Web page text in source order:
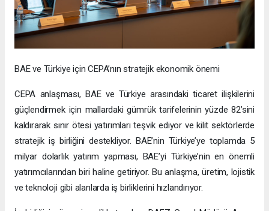
BAE ve Türkiye için CEPA’nın stratejik ekonomik önemi
CEPA anlaşması, BAE ve Türkiye arasındaki ticaret ilişkilerini
güçlendirmek için mallardaki gümrük tarifelerinin yüzde 82’sini
kaldırarak sınır ötesi yatırımları teşvik ediyor ve kilit sektörlerde
stratejik iş birliğini destekliyor. BAE’nin Türkiye’ye toplamda 5
milyar dolarlık yatırım yapması, BAE’yi Türkiye’nin en önemli
yatırımcılarından biri haline getiriyor. Bu anlaşma, üretim, lojistik
ve teknoloji gibi alanlarda iş birliklerini hızlandırıyor.